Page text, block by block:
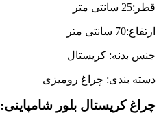
قطر:25 سانتی متر
ارتفاع:70 سانتی متر
جنس بدنه: کریستال
دسته بندی: چراغ رومیزی
چراغ کریستال بلور شامپاینی: